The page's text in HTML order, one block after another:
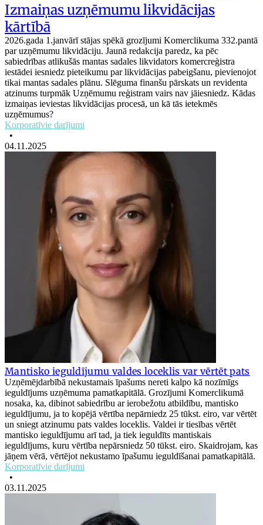
Izmaiņas uzņēmumu likvidācijas
kārtībā
2026.gada 1.janvārī stājas spēkā grozījumi Komerclikuma 332.pantā
par uzņēmumu likvidāciju. Jaunā redakcija paredz, ka pēc
sabiedrības atlikušās mantas sadales likvidators komercreģistra
iestādei iesniedz pieteikumu par likvidācijas pabeigšanu, pievienojot
tikai mantas sadales plānu. Slēguma finanšu pārskats un revidenta
atzinums turpmāk Uzņēmumu reģistram vairs nav jāiesniedz. Kādas
izmaiņas ieviestas likvidācijas procesā, un kā tās ietekmēs
uzņēmumus?
Korporatīvie darījumi
•
04.11.2025
Mantisko ieguldījumu valdes loceklis var vērtēt pats
Uzņēmējdarbībā nekustamais īpašums nereti kalpo kā nozīmīgs
ieguldījums uzņēmuma pamatkapitālā. Grozījumi Komerclikumā
nosaka, ka, dibinot sabiedrību ar ierobežotu atbildību, mantisko
ieguldījumu, ja to kopējā vērtība nepārniedz 25 tūkst. eiro, var vērtēt
un sniegt atzinumu pats valdes loceklis. Valdei ir tiesības vērtēt
mantisko ieguldījumu arī tad, ja tiek ieguldīts mantiskais
ieguldījums, kuru vērtība nepārsniedz 50 tūkst. eiro. Skaidrojam, kas
jāņem vērā, vērtējot nekustamo īpašumu ieguldīšanai pamatkapitālā.
Korporatīvie darījumi
•
03.11.2025